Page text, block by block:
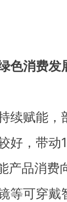
色消费发
续赋能
好，带
产品消费
等可穿